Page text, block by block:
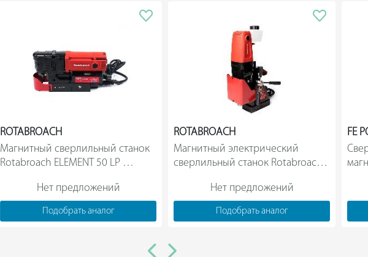
Защита от перегрева и перегрузки способствует
станка. Шлицевой хвостовик является съемной
необходимости заменяется.
ROTABROACH
Магнитный сверлильный станок
Rotabroach ELEMENT 50 LP
Нет предложений
Подобрать аналог
ROTABROACH
Магнитный электрический
сверлильный станок Rotabroach
Нет предложений
Подобрать аналог
FE